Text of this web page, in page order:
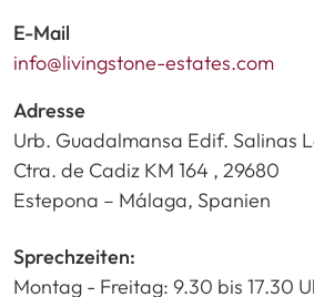
E-Mail
info@livingstone-estates.com
Adresse
Urb. Guadalmansa Edif. Salinas
Ctra. de Cadiz KM 164 , 29680
Estepona – Málaga, Spanien
Sprechzeiten:
Montag - Freitag: 9.30 bis 17.30